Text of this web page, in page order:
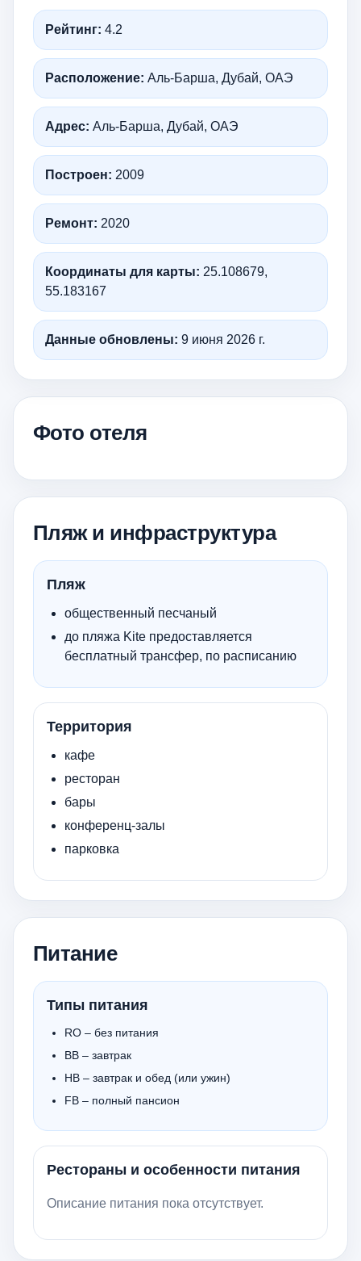
Рейтинг: 4.2
Расположение: Аль-Барша, Дубай, ОАЭ
Адрес: Аль-Барша, Дубай, ОАЭ
Построен: 2009
Ремонт: 2020
Координаты для карты: 25.108679,
55.183167
Данные обновлены: 9 июня 2026 г.
Фото отеля
Пляж и инфраструктура
Пляж
общественный песчаный
до пляжа Kite предоставляется
бесплатный трансфер, по расписанию
Территория
кафе
ресторан
бары
конференц-залы
парковка
Питание
Типы питания
RO – без питания
BB – завтрак
HB – завтрак и обед (или ужин)
FB – полный пансион
Рестораны и особенности питания
Описание питания пока отсутствует.